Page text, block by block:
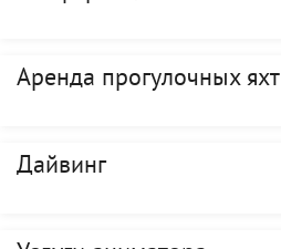
Аренда прогулочных яхт
Дайвинг